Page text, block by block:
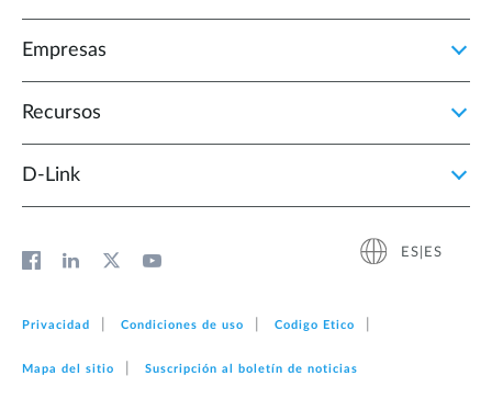
Empresas
Recursos
D‑Link
ES|ES
Privacidad Condiciones de uso Codigo Etico
Mapa del sitio Suscripción al boletín de noticias